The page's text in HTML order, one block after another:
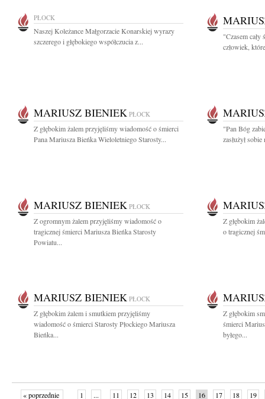
PŁOCK
Naszej Koleżance Małgorzacie Konarskiej wyrazy
szczerego i głębokiego współczucia z...
"Czasem cały
człowiek,
MARIUSZ BIENIEK PŁOCK
Z głębokim żalem przyjęliśmy wiadomość o śmierci
Pana Mariusza Bieńka Wieloletniego Starosty...
"Pan Bóg
zasłużył
MARIUSZ BIENIEK PŁOCK
Z ogromnym żalem przyjęliśmy wiadomość o
tragicznej śmierci Mariusza Bieńka Starosty
Powiatu...
Z głębokim
o tragicznej
MARIUSZ BIENIEK PŁOCK
Z głębokim żalem i smutkiem przyjęliśmy
wiadomość o śmierci Starosty Płockiego Mariusza
Bieńka...
Z głębokim
śmierci
byłego...
« poprzednie 1 ... 11 12 13 14 15 16 17 18 19